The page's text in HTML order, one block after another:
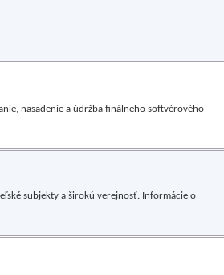
nasadenie a údržba finálneho softvérového
subjekty a širokú verejnosť. Informácie o